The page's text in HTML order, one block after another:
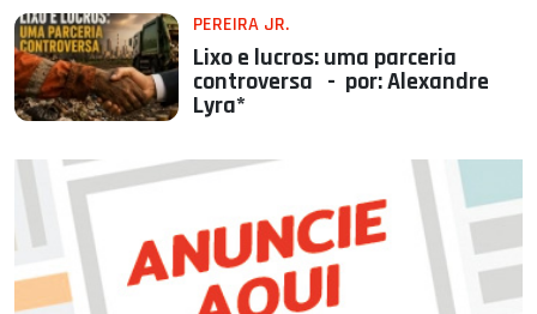
PEREIRA JR.
Lixo e lucros: uma parceria
controversa - por: Alexandre
Lyra*